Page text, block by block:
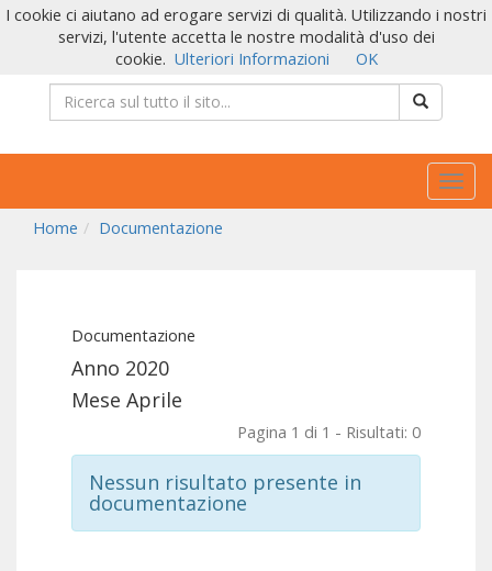
Home
Documentazione
Documentazione
Anno 2020
Mese Aprile
Pagina 1 di 1 - Risultati: 0
Nessun risultato presente in
documentazione
I cookie ci aiutano ad erogare servizi di qualità. Utilizzando i nostri
servizi, l'utente accetta le nostre modalità d'uso dei
cookie. Ulteriori Informazioni OK